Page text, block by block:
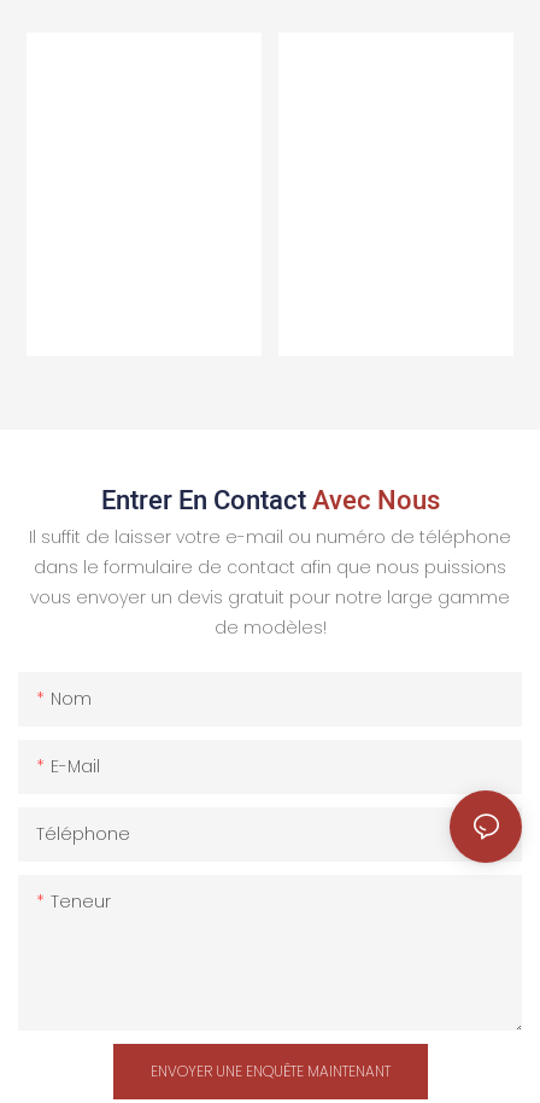
Entrer En ContactAvec Nous
Il suffit de laisser votre e-mail ou numéro de téléphone
dans le formulaire de contact afin que nous puissions
vous envoyer un devis gratuit pour notre large gamme
de modèles!
Nom
E-Mail
Téléphone
Teneur
ENVOYER UNE ENQUÊTE MAINTENANT